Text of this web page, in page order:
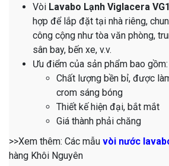
Vòi Lavabo Lạnh Viglacera
hợp để lắp đặt tại nhà riêng,
công cộng như tòa văn phòng,
sân bay, bến xe, v.v.
Ưu điểm của sản phẩm bao gồm:
Chất lượng bền bỉ, được
crom sáng bóng
Thiết kế hiện đại, bắt mắt
Giá thành phải chăng
>>Xem thêm: Các mẫu vòi nước
hàng Khôi Nguyên